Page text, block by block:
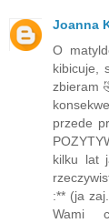
Joanna
O
kibicuje,
zbieram
przede
kilku lat
:** (ja
Wami